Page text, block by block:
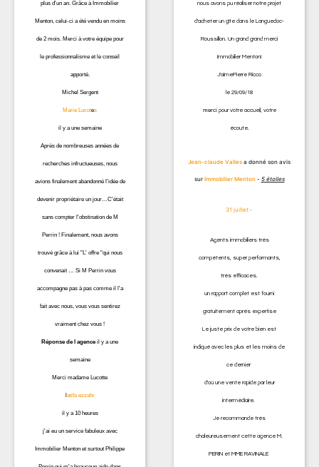
plus d'un an. Grâce à Immobilier
Menton, celui-ci a été vendu en moins
de 2 mois. Merci à votre équipe pour
le professionnalisme et le conseil
apporté.
Michel Sergent
Marie Lucotes
il y a une semaine
Après de nombreuses années de
recherches infructueuses, nous
avions finalement abandonné l'idée de
devenir propriétaire un jour…C'était
sans compter l'obstination de M
Perrin ! Finalement, nous avons
trouvé grâce à lui "L' offre "qui nous
convenait … Si M Perrin vous
accompagne pas à pas comme il l'a
fait avec nous, vous vous sentirez
vraiment chez vous !
Réponse de l agenceil y a une
semaine
Merci madame Lucotte
atifa ezzahr
il y a 10 heures
j'ai eu un service fabuleux avec
Immobilier Menton et surtout Philippe
nous avons pu réaliser notre projet
d'acheter un gîte dans le Languedoc-
Roussillon. Un grand grand merci
Immobilier Menton!
J'aimePierre Ricco
le 29/09/18
merci pour votre accueil, votre
écoute.
Jean-claude Valles a donné son avis
sur Immobilier Menton- 5 étoiles
31 juillet ·
Agents immobiliers très
compétents, super performants,
très efficaces.
un rapport complet est fourni
gratuitement après expertise
Le juste prix de votre bien est
indiqué avec les plus et les moins de
ce dernier
d'où une vente rapide par leur
intermédiaire.
Je recommande très
chaleureusement cette agence M.
PERIN et MME RAVINALE